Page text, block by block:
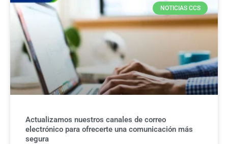
NOTICIAS CCS
Actualizamos nuestros canales de correo
electrónico para ofrecerte una comunicación más
segura